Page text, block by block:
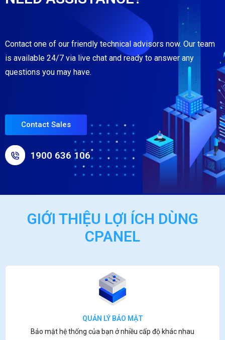
Contact one of our friendly technical advisors now. Our team
is available 24/7 via live chat and ready to answer any
questions you may have.
Contact Sales
1900 636 106
GIỚI THIỆU LỢI ÍCH DÙNG
CPANEL
QUẢN LÝ BẢO MẬT
Bảo mật hệ thống của bạn ở nhiều cấp độ khác nhau